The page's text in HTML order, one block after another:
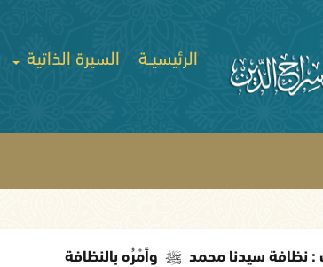
الرئيسيــة السيرة الذاتية
: نظافة سيدنا محمد ﷺ وأمْرُه بالنظافة